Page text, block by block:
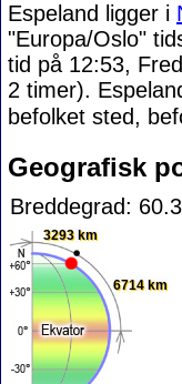
Espeland ligger i
"Europa/Oslo"
tid på 12:53,
2 timer).
befolket sted,
Geografisk
Breddegrad:
3293 km
6714 km